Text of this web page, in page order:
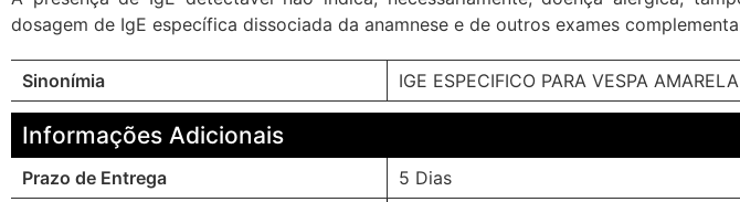
dosagem de IgE específica dissociada da anamnese e de outros exames
Sinonímia IGE ESPECIFICO PARA VESPA
Informações Adicionais
Prazo de Entrega
5 Dias